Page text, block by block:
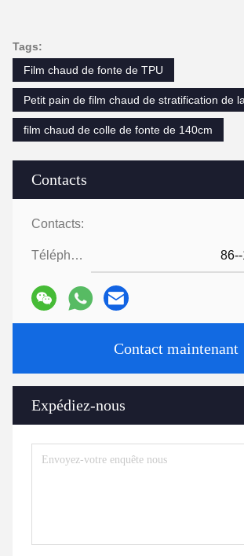
Contacts
Contacts:
Téléphone:
Contact maintenant
Expédiez-nous
Tags:
Film chaud de fonte de TPU
Petit pain de film chaud de stratification de
film chaud de colle de fonte de 140cm